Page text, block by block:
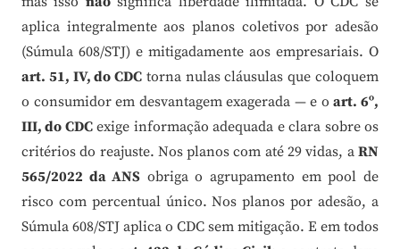
aplica integralmente aos planos coletivos por adesão
(Súmula 608/STJ) e mitigadamente aos empresariais. O
art. 51, IV, do CDC torna nulas cláusulas que coloquem
o consumidor em desvantagem exagerada — e oart. 6º,
III, do CDCexige informação adequada e clara sobre os
critérios do reajuste. Nos planos com até 29 vidas, a RN
565/2022 da ANS obriga o agrupamento em pool de
risco com percentual único. Nos planos por adesão, a
Súmula 608/STJ aplica o CDC sem mitigação. E em todos